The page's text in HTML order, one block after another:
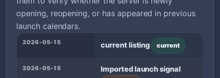
opening, reopening, or has appeared in previous
launch calendars.
2026-05-15 current listing current
2026-05-15 Imported launch signal